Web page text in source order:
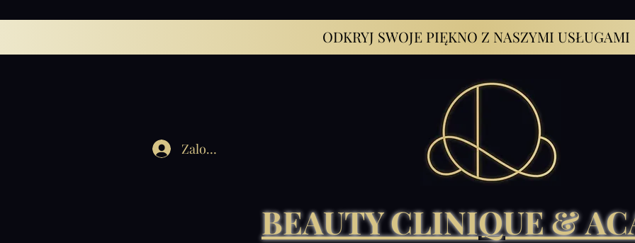
ODKRYJ SWOJE PIĘKNO Z NASZYMI USŁUGAMI
Zaloguj się
BEAUTY CLINIQUE &